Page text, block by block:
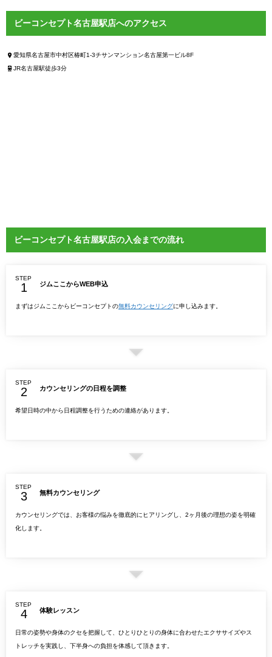
ビーコンセプト名古屋駅店へのアクセス
愛知県名古屋市中村区椿町1-3チサンマンション名古屋第一ビル8F
JR名古屋駅徒歩3分
ビーコンセプト名古屋駅店の入会までの流れ
STEP
ジムここからWEB申込
まずはジムここからビーコンセプトの無料カウンセリングに申し込みます。
STEP
カウンセリングの日程を調整
希望日時の中から日程調整を行うための連絡があります。
STEP
無料カウンセリング
カウンセリングでは、お客様の悩みを徹底的にヒアリングし、2ヶ月後の理想の姿を明確
化します。
STEP
体験レッスン
日常の姿勢や身体のクセを把握して、ひとりひとりの身体に合わせたエクササイズやス
トレッチを実践し、下半身への負担を体感して頂きます。